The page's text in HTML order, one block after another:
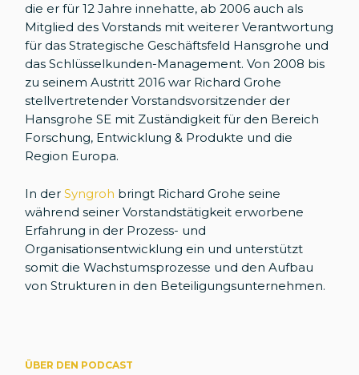
die er für 12 Jahre innehatte, ab 2006 auch als
Mitglied des Vorstands mit weiterer Verantwortung
für das Strategische Geschäftsfeld Hansgrohe und
das Schlüsselkunden-Management. Von 2008 bis
zu seinem Austritt 2016 war Richard Grohe
stellvertretender Vorstandsvorsitzender der
Hansgrohe SE mit Zuständigkeit für den Bereich
Forschung, Entwicklung & Produkte und die
Region Europa.
In derSyngroh bringt Richard Grohe seine
während seiner Vorstandstätigkeit erworbene
Erfahrung in der Prozess- und
Organisationsentwicklung ein und unterstützt
somit die Wachstumsprozesse und den Aufbau
von Strukturen in den Beteiligungsunternehmen.
ÜBER DEN PODCAST